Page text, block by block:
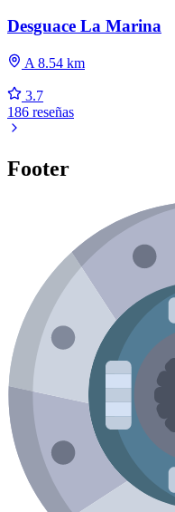
Desguace La Marina
A 8.54 km
3.7
186 reseñas
Footer